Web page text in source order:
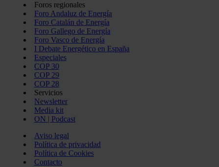
Foros regionales
Foro Andaluz de Energía
Foro Catalán de Energía
Foro Gallego de Energía
Foro Vasco de Energía
I Debate Energético en España
Especiales
COP 30
COP 29
COP 28
Servicios
Newsletter
Media kit
ON | Podcast
Aviso legal
Política de privacidad
Política de Cookies
Contacto